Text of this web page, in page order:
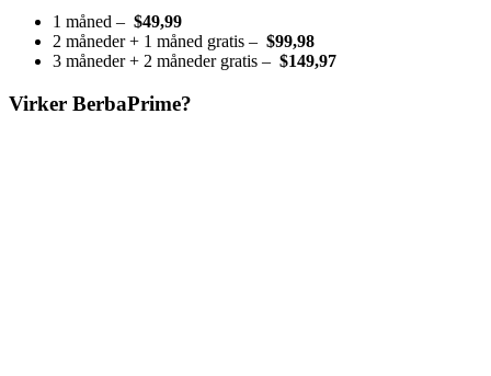
1 måned – $49,99
2 måneder + 1 måned gratis – $99,98
3 måneder + 2 måneder gratis – $149,97
Virker BerbaPrime?